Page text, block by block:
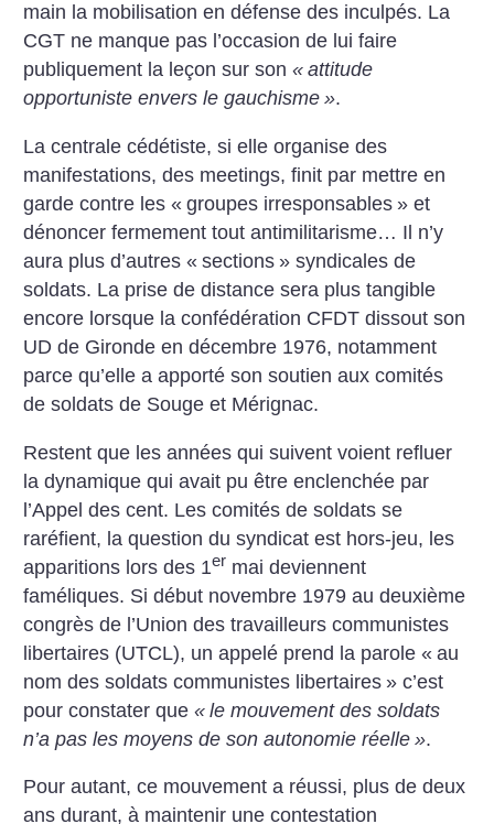
main la mobilisation en défense des inculpés. La
CGT ne manque pas l’occasion de lui faire
publiquement la leçon sur son« attitude
opportuniste envers le gauchisme ».
La centrale cédétiste, si elle organise des
manifestations, des meetings, finit par mettre en
garde contre les « groupes irresponsables » et
dénoncer fermement tout antimilitarisme… Il n’y
aura plus d’autres « sections » syndicales de
soldats. La prise de distance sera plus tangible
encore lorsque la confédération CFDT dissout son
UD de Gironde en décembre 1976, notamment
parce qu’elle a apporté son soutien aux comités
de soldats de Souge et Mérignac.
Restent que les années qui suivent voient refluer
la dynamique qui avait pu être enclenchée par
l’Appel des cent. Les comités de soldats se
raréfient, la question du syndicat est hors-jeu, les
apparitions lors des 1er mai deviennent
faméliques. Si début novembre 1979 au deuxième
congrès de ­l’Union des travailleurs communistes
libertaires (UTCL), un appelé prend la parole « au
nom des soldats communistes libertaires » c’est
pour constater que« le mouvement des soldats
n’a pas les moyens de son autonomie réelle ».
Pour autant, ce mouvement a réussi, plus de deux
ans durant, à maintenir une contestation